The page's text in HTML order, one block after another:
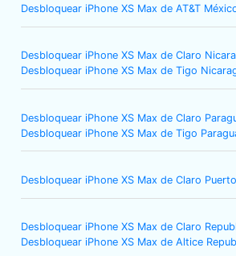
Desbloquear iPhone XS Max de AT&T
Desbloquear iPhone XS Max de Claro
Desbloquear iPhone XS Max de Tigo
Desbloquear iPhone XS Max de Claro
Desbloquear iPhone XS Max de Tigo
Desbloquear iPhone XS Max de Claro
Desbloquear iPhone XS Max de Claro
Desbloquear iPhone XS Max de Altice